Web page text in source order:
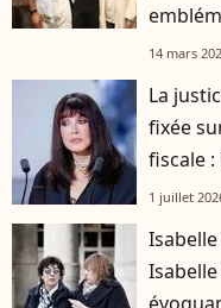
14 mars
La
fixée
fiscale
1 juillet